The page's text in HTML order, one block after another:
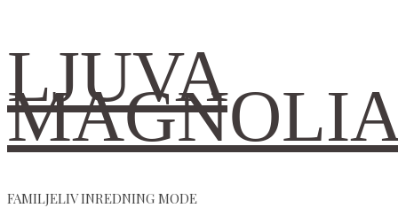
LJUVA
FAMILJELIV INREDNING MODE